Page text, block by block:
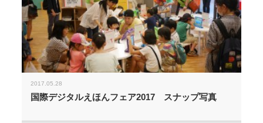
2017.05.28
国際デジタルえほんフェア2017 スナップ写真